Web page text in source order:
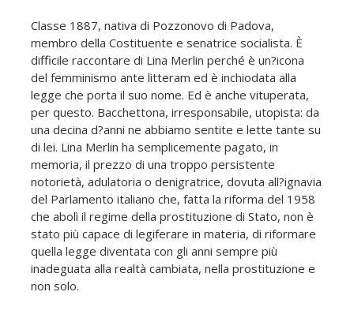
Classe 1887, nativa di Pozzonovo di Padova,
membro della Costituente e senatrice socialista. È
difficile raccontare di Lina Merlin perché è un?icona
del femminismo ante litteram ed è inchiodata alla
legge che porta il suo nome. Ed è anche vituperata,
per questo. Bacchettona, irresponsabile, utopista: da
una decina d?anni ne abbiamo sentite e lette tante su
di lei. Lina Merlin ha semplicemente pagato, in
memoria, il prezzo di una troppo persistente
notorietà, adulatoria o denigratrice, dovuta all?ignavia
del Parlamento italiano che, fatta la riforma del 1958
che abolì il regime della prostituzione di Stato, non è
stato più capace di legiferare in materia, di riformare
quella legge diventata con gli anni sempre più
inadeguata alla realtà cambiata, nella prostituzione e
non solo.